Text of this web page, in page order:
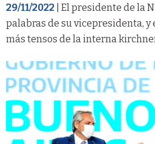
29/11/2022 | El presidente de la
palabras de su vicepresidenta, y
más tensos de la interna